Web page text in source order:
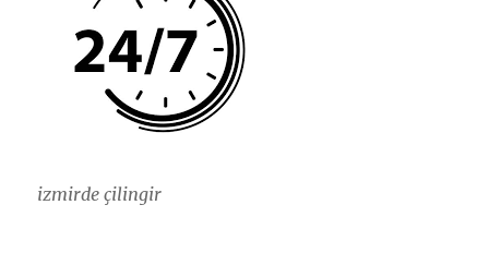
izmirde çilingir